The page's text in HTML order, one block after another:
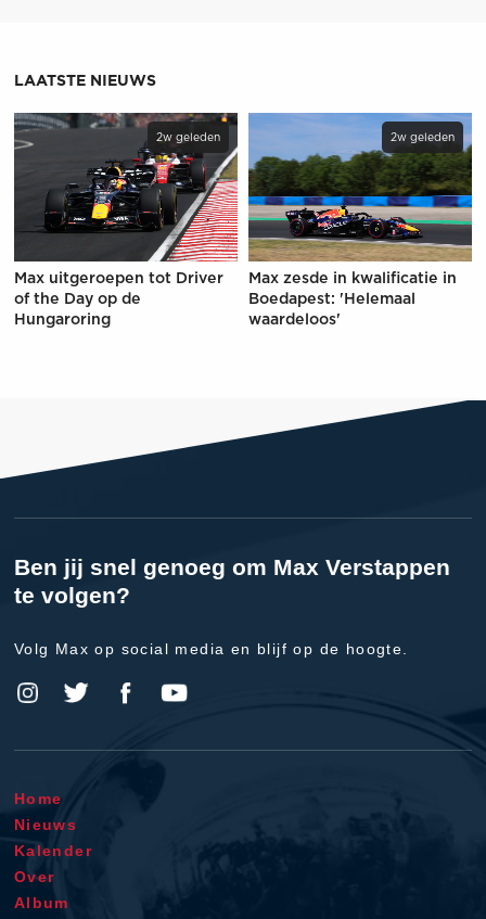
LAATSTE NIEUWS
2w geleden
Max uitgeroepen tot Driver
of the Day op de
Hungaroring
2w geleden
Max zesde in kwalificatie in
Boedapest: 'Helemaal
waardeloos'
Ben jij snel genoeg om Max Verstappen
te volgen?
Volg Max op social media en blijf op de hoogte.
Home
Nieuws
Kalender
Over
Album